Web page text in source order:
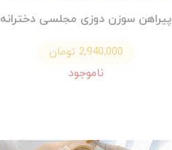
پیراهن سوزن دوزی مجلسی دخترانه
2,940,000 تومان
ناموجود